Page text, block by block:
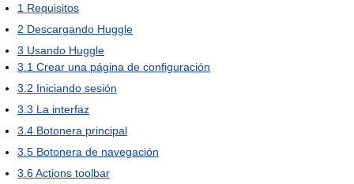
1 Requisitos
2 Descargando Huggle
3 Usando Huggle
3.1 Crear una página de configuración
3.2 Iniciando sesión
3.3 La interfaz
3.4 Botonera principal
3.5 Botonera de navegación
3.6Actions toolbar